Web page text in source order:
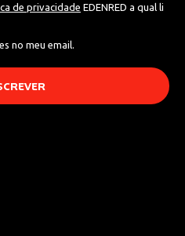
de privacidade EDENRED a qual li
no meu email.